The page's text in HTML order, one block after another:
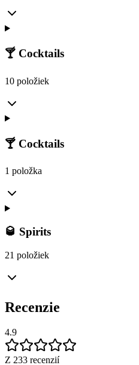
🍸 Cocktails
10 položiek
🍸 Cocktails
1 položka
🥃 Spirits
21 položiek
Recenzie
4.9
Z 233 recenzií